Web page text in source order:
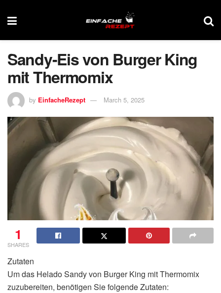
Sandy-Eis von Burger King
mit Thermomix
by EinfacheRezept March 5, 2025
1
SHARES
Zutaten
Um das Helado Sandy von Burger King mit Thermomix
zuzubereiten, benötigen Sie folgende Zutaten: